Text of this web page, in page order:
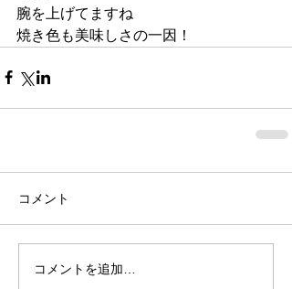
腕を上げてますね
焼き色も美味しさの一因！
コメント
コメントを追加…